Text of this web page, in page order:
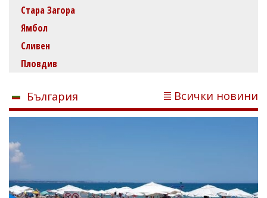
Стара Загора
Ямбол
Сливен
Пловдив
България Всички новини